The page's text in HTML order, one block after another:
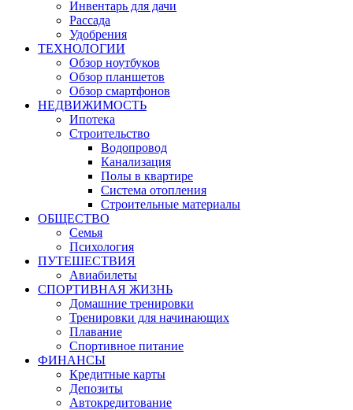
Инвентарь для дачи
Рассада
Удобрения
ТЕХНОЛОГИИ
Обзор ноутбуков
Обзор планшетов
Обзор смартфонов
НЕДВИЖИМОСТЬ
Ипотека
Строительство
Водопровод
Канализация
Полы в квартире
Система отопления
Строительные материалы
ОБЩЕСТВО
Семья
Психология
ПУТЕШЕСТВИЯ
Авиабилеты
СПОРТИВНАЯ ЖИЗНЬ
Домашние тренировки
Тренировки для начинающих
Плавание
Спортивное питание
ФИНАНСЫ
Кредитные карты
Депозиты
Автокредитование